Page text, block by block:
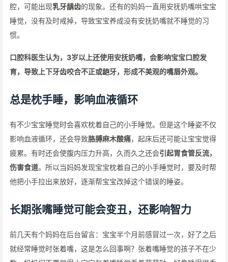
腔，可能出现乳牙龋齿的现象。还有的妈妈一直用安抚奶嘴哄宝宝
睡觉，没有及时戒掉，导致宝宝养成没有安抚奶嘴就不睡觉的习
惯。
口腔科医生认为，3岁以上还使用安抚奶嘴，会影响宝宝口腔发
育，导致上下牙齿咬合不正或龅牙，形成不美观的嘴唇外观。
总是枕手睡，影响血液循环
有不少宝宝睡觉时会喜欢枕着自己的小手睡觉。但是这个睡姿不仅
影响血液循环，还会导致胳膊麻木酸痛，起床后还可能让宝宝觉得
疲累。有时还会使腹内压力升高，久而久之还会引起胃食管反流，
伤害食道。所以当妈妈发现宝宝枕着自己的小手睡觉时，要及时帮
他把小手拉出来放好，逐渐帮宝宝改掉这个错误的睡姿。
长期张嘴睡觉可能会变丑，还影响智力
前几天有个妈妈在后台留言：宝宝半个月前感冒过一次，好了之后
就经常睡觉时张着嘴，这是怎么回事啊？张着嘴睡觉的孩子不在少